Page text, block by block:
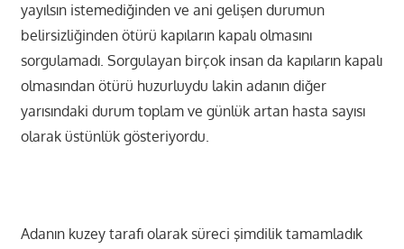
yayılsın istemediğinden ve ani gelişen durumun
belirsizliğinden ötürü kapıların kapalı olmasını
sorgulamadı. Sorgulayan birçok insan da kapıların kapalı
olmasından ötürü huzurluydu lakin adanın diğer
yarısındaki durum toplam ve günlük artan hasta sayısı
olarak üstünlük gösteriyordu.
Adanın kuzey tarafı olarak süreci şimdilik tamamladık